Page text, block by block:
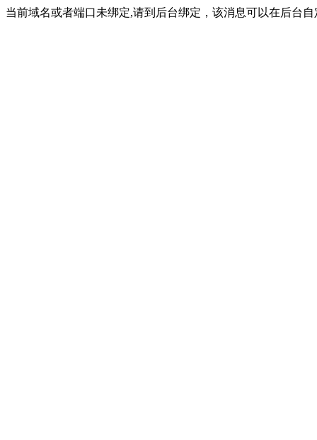
当前域名或者端口未绑定,请到后台绑定，该消息可以在后台自